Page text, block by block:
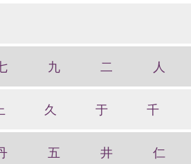
九 二 人
久 于 千
五 井 仁